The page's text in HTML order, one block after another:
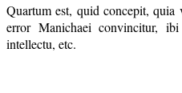
Quartum est, quid concepit,
error Manichaei convincitur,
intellectu, etc.